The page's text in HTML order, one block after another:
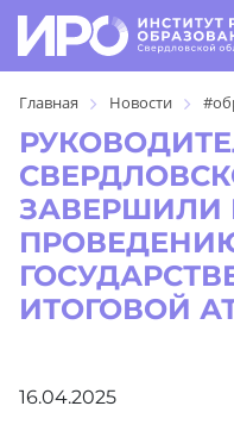
Главная Новости
ЗАВЕРШИЛИ
ИТОГОВОЙ
16.04.2025